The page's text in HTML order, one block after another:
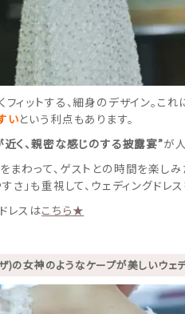
ィットする、細身のデザイン。これ
いという利点もあります。
く、親密な感じのする披露宴”が
まわって、ゲストとの時間を楽しみ
さ」も重視して、ウェディングドレ
レスはこちら★
)の女神のようなケープが美しいウェ